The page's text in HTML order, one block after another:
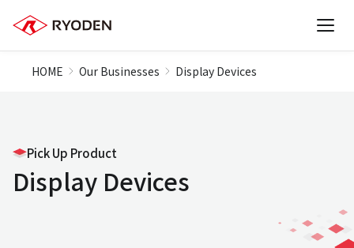
HOME Our Businesses Display Devices
Pick Up Product
Display Devices